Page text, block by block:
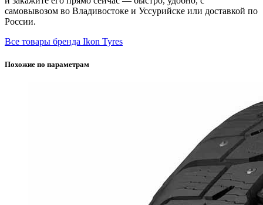
самовывозом во Владивостоке и Уссурийске или доставкой по
России.
Все товары бренда Ikon Tyres
Похожие по параметрам